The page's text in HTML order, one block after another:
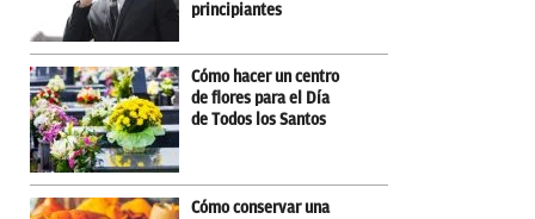
principiantes
Cómo hacer un centro
de flores para el Día
de Todos los Santos
Cómo conservar una